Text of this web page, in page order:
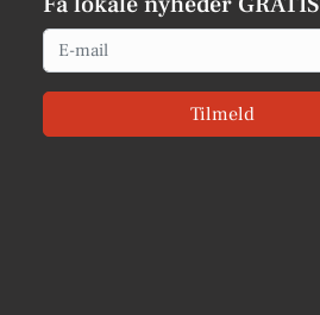
Email
Tilmeld